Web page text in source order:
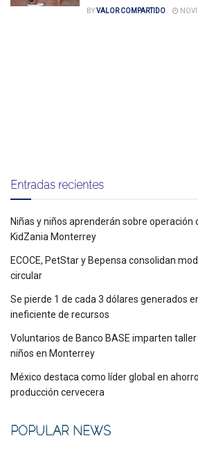
BYVALOR COMPARTIDO
Entradas recientes
Niñas y niños aprenderán sobre operación
KidZania Monterrey
ECOCE, PetStar y Bepensa consolidan
circular
Se pierde 1 de cada 3 dólares generados
ineficiente de recursos
Voluntarios de Banco BASE imparten
niños en Monterrey
México destaca como líder global en
producción cervecera
POPULAR NEWS